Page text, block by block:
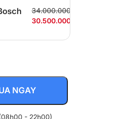
34.000.000₫
30.500.000₫
NGAY
- 22h00)